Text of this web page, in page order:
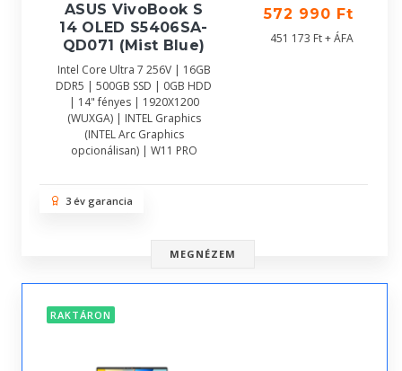
ASUS VivoBook S
14 OLED S5406SA-
QD071 (Mist Blue)
Intel Core Ultra 7 256V | 16GB
DDR5 | 500GB SSD | 0GB HDD
| 14" fényes | 1920X1200
(WUXGA) | INTEL Graphics
(INTEL Arc Graphics
opcionálisan) | W11 PRO
572 990 Ft
451 173 Ft + ÁFA
3 év garancia
MEGNÉZEM
RAKTÁRON